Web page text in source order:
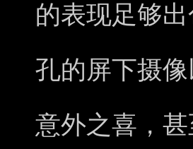
的表现足够
孔的屏下摄
意外之喜，